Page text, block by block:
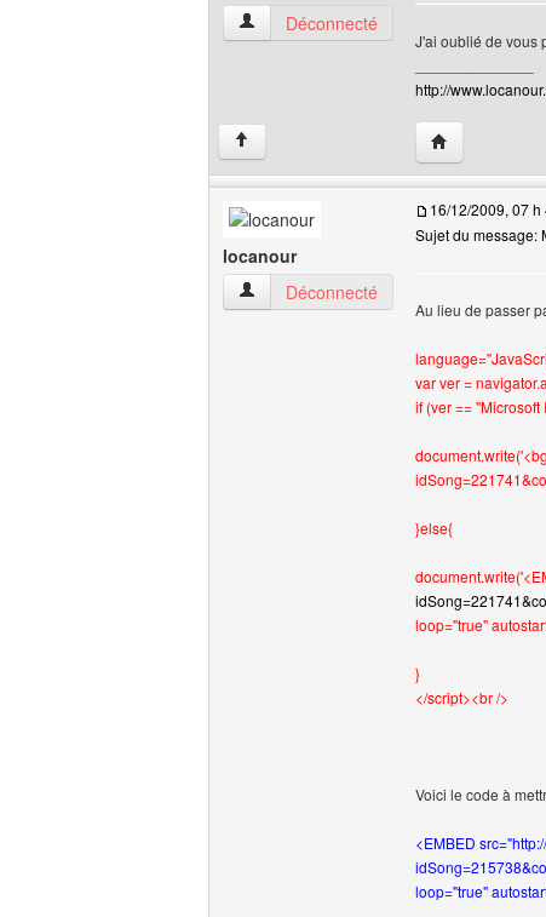
locanour Voir le profil de l'utilisateur
Déconnecté
J'ai oublié de vous
http://
↑ Visiter le site
locanour
locanour Voir le profil de l'utilisateur
Déconnecté
16/12/2009, 07 h
Sujet du message:
Au lieu de passer
var ver =
if (ver ==
}else{
loop="true"
}
</script><br />
Voici le code à
<EMBED
loop="true"